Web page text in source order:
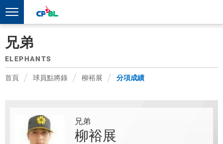
兄弟
ELEPHANTS
首頁 球員點將錄 柳裕展 分項成績
兄弟
柳裕展